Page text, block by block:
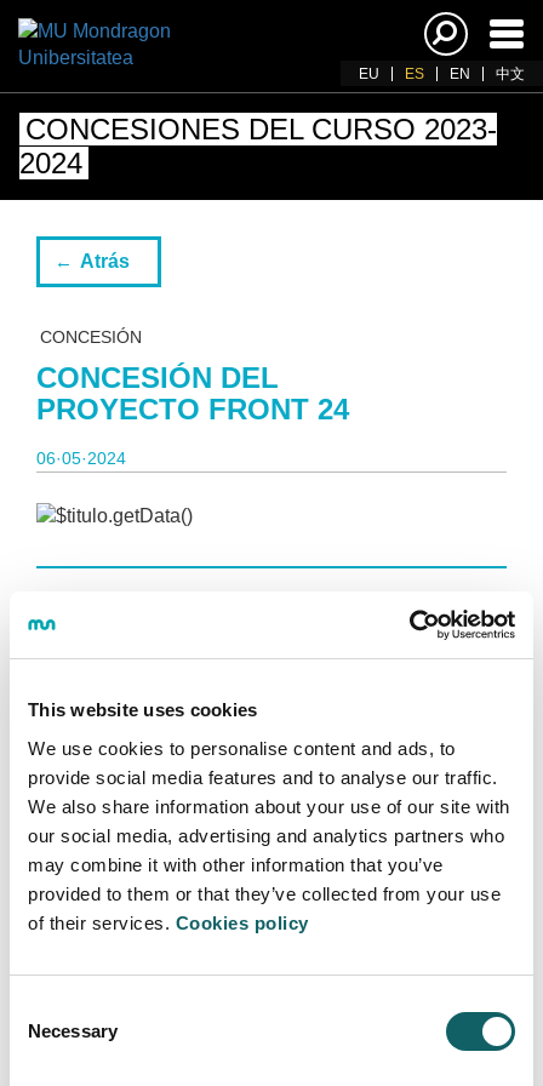
This website uses cookies
We use cookies to personalise content and ads, to
provide social media features and to analyse our traffic.
We also share information about your use of our site with
our social media, advertising and analytics partners who
may combine it with other information that you’ve
provided to them or that they’ve collected from your use
of their services. Cookies policy
Selection
Necessary
EU ES EN 中文
CONCESIONES DEL CURSO 2023-
2024
Atrás
CONCESIÓN
CONCESIÓN DEL
PROYECTO FRONT 24
06·05·2024
El proyecto
Superficies multifuncionales
, ha sido financiado por
INGENIERÍA - TECNOLOGÍA
Descripción